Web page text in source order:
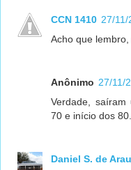
CCN 1410 27/
Acho que
Anônimo 27/11/
Verdade,
70 e início dos
Daniel S. de